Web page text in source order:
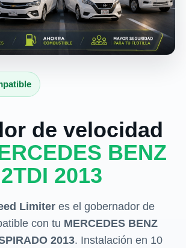
de velocidad
BENZ
2013
Limiteres el gobernador de
con tu MERCEDES BENZ
2013. Instalación en 10